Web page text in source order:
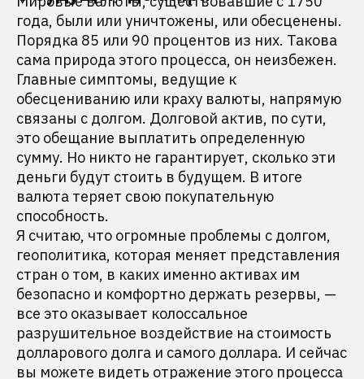
года, были или уничтожены, или обесценены.
Порядка 85 или 90 процентов из них. Такова
сама природа этого процесса, он неизбежен.
Главные симптомы, ведущие к
обесцениванию или краху валюты, напрямую
связаны с долгом. Долговой актив, по сути,
это обещание выплатить определенную
сумму. Но никто не гарантирует, сколько эти
деньги будут стоить в будущем. В итоге
валюта теряет свою покупательную
способность.
Я считаю, что огромные проблемы с долгом,
геополитика, которая меняет представления
стран о том, в каких именно активах им
безопасно и комфортно держать резервы, —
все это оказывает колоссальное
разрушительное воздействие на стоимость
долларового долга и самого доллара. И сейчас
вы можете видеть отражение этого процесса